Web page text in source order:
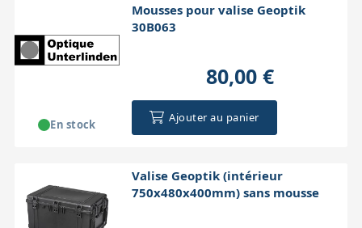
Mousses pour valise Geoptik
30B063
80,00 €
Ajouter au panier
En stock
Valise Geoptik (intérieur
750x480x400mm) sans mousse